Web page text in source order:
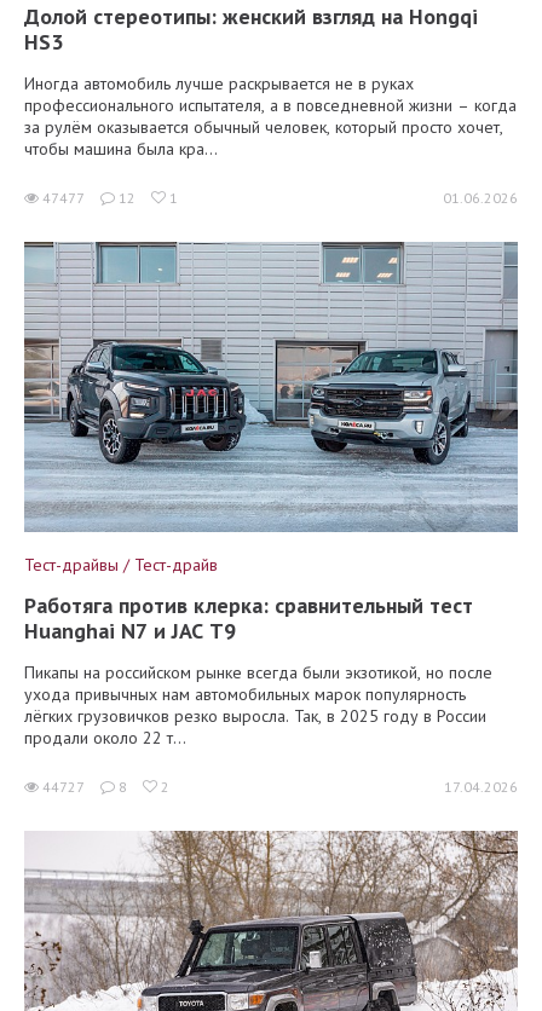
Долой стереотипы: женский взгляд на Hongqi
HS3
Иногда автомобиль лучше раскрывается не в руках
профессионального испытателя, а в повседневной жизни – когда
за рулём оказывается обычный человек, который просто хочет,
чтобы машина была кра...
47477 12 1 01.06.2026
Тест-драйвы / Тест-драйв
Работяга против клерка: сравнительный тест
Huanghai N7 и JAC T9
Пикапы на российском рынке всегда были экзотикой, но после
ухода привычных нам автомобильных марок популярность
лёгких грузовичков резко выросла. Так, в 2025 году в России
продали около 22 т...
44727 8 2 17.04.2026